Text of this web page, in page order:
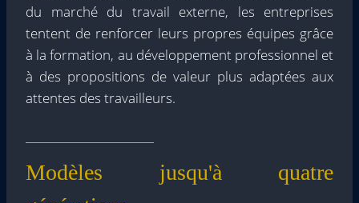
du marché du travail externe, les entreprises
tentent de renforcer leurs propres équipes grâce
à la formation, au développement professionnel et
à des propositions de valeur plus adaptées aux
attentes des travailleurs.
Modèles jusqu'à quatre